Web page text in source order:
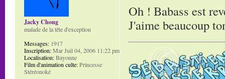
Oh ! Babass est
J'aime beaucoup
Jacky Chong
malade de la tête d'exception
Messages: 1917
Inscription:Mar Juil 04, 2006 11:22 pm
Localisation:Bayonne
Film d'animation culte:Princesse
Stéréonoké